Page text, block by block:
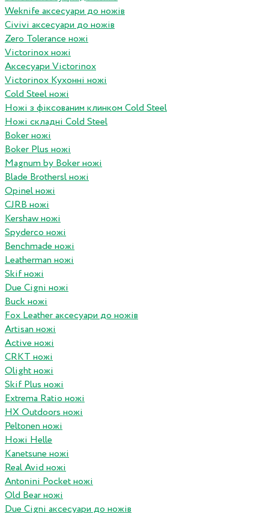
Weknife аксесуари до ножів
Civivi аксесуари до ножів
Zero Tolerance ножі
Victorinox ножі
Аксесуари Victorinox
Victorinox Кухонні ножі
Cold Steel ножі
Ножі з фіксованим клинком Cold Steel
Ножі складні Cold Steel
Boker ножі
Boker Plus ножі
Magnum by Boker ножі
Blade Brothersl ножі
Opinel ножі
CJRB ножі
Kershaw ножі
Spyderco ножі
Benchmade ножі
Leatherman ножі
Skif ножі
Due Cigni ножі
Buck ножі
Fox Leather аксесуари до ножів
Artisan ножі
Active ножі
CRKT ножі
Olight ножі
Skif Plus ножі
Extrema Ratio ножі
HX Outdoors ножі
Peltonen ножі
Ножі Helle
Kanetsune ножі
Real Avid ножі
Antonini Pocket ножі
Old Bear ножі
Due Cigni аксесуари до ножів